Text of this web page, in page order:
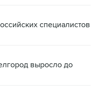
специалистов
выросло до